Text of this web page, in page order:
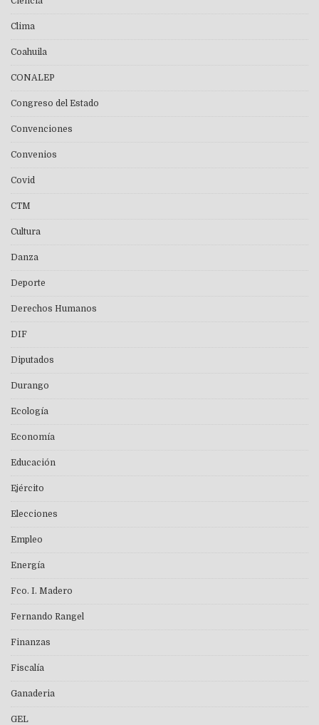
Clima
Coahuila
CONALEP
Congreso del Estado
Convenciones
Convenios
Covid
CTM
Cultura
Danza
Deporte
Derechos Humanos
DIF
Diputados
Durango
Ecología
Economía
Educación
Ejército
Elecciones
Empleo
Energía
Fco. I. Madero
Fernando Rangel
Finanzas
Fiscalía
Ganaderia
GEL